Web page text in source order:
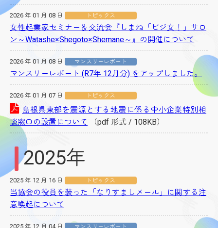
2026 年 01 月 08 日 トピックス
女性起業家セミナー＆交流会『しまね「ビジ女！」サロ
ン～Watashe×Shegoto×Shemane～』の開催について
2026 年 01 月 08 日 マンスリーレポート
マンスリーレポート (R7年 12月分) をアップしました。
2026 年 01 月 07 日 トピックス
島根県東部を震源とする地震に係る中小企業特別相
談窓口の設置について （pdf 形式 / 108KB）
2025年
2025 年 12 月 16 日 トピックス
当協会の役員を装った「なりすましメール」に関する注
意喚起について